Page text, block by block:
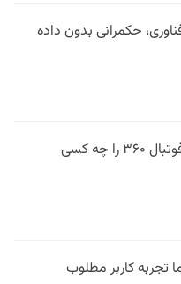
حکمرانی بدون داده
فیلتر در وقت اضافه؛ فوتبال ۳۶۰ را چه کسی
تجربه کاربر مطلوب